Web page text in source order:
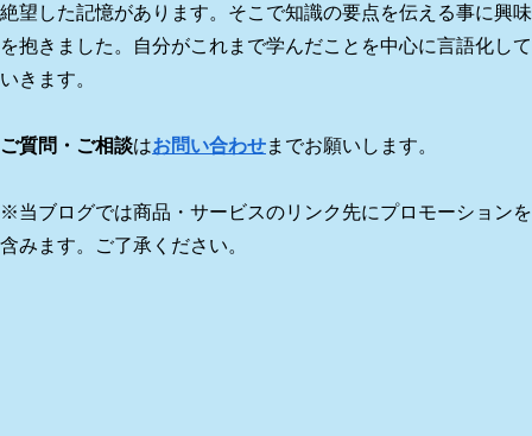
絶望した記憶があります。そこで知識の要点を伝える事に興味
を抱きました。自分がこれまで学んだことを中心に言語化して
いきます。
ご質問・ご相談はお問い合わせまでお願いします。
※当ブログでは商品・サービスのリンク先にプロモーションを
含みます。ご了承ください。